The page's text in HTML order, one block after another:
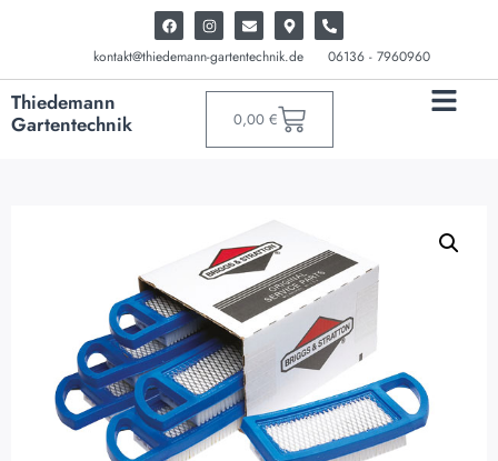
kontakt@thiedemann-gartentechnik.de 06136 - 7960960
Thiedemann
Gartentechnik
0,00 €